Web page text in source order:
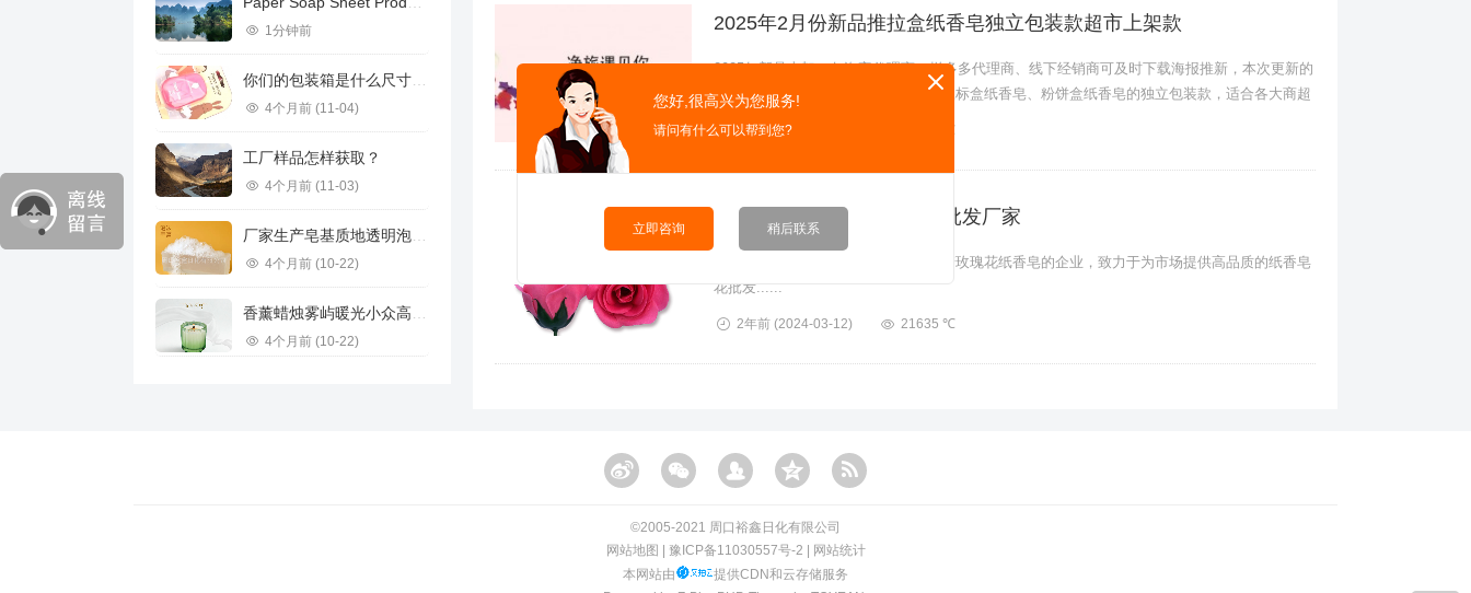
1分钟前
4个月前 (11-04)
工厂样品怎样获取？
4个月前 (11-03)
4个月前 (10-22)
4个月前 (10-22)
2025年2月份新品推拉盒纸香皂独立包装款超市上架款
2025年新品上架，各淘宝代理商、拼多多代理商、线下经销商可及时下载海报推新，本次更新的
新品有沐浴洗澡片、推拉盒纸香皂、鼠标盒纸香皂、粉饼盒纸香皂的独立包装款，适合各大商超
1年前 (2025-02-25) 20677 ℃
裕鑫日化 -专业的纸香皂花批发厂家
周口裕鑫日化有限公司是一家专业生产玫瑰花纸香皂的企业，致力于为市场提供高品质的纸香皂
花批发......
2年前 (2024-03-12) 21635 ℃
©️2005-2021 周口裕鑫日化有限公司
网站地图
豫ICP备11030557号-2
网站统计
本网站由
提供CDN和云存储服务
您好,很高兴为您服务!
请问有什么可以帮到您?
立即咨询 稍后联系